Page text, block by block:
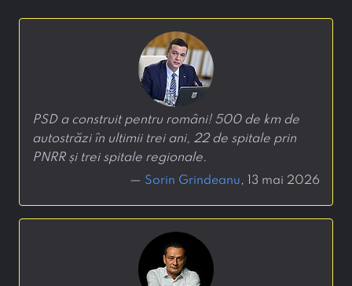
PSD a construit pentru români! 500 de km de
autostrăzi în ultimii trei ani, 22 de spitale prin
PNRR și trei spitale regionale.
— Sorin Grindeanu, 13 mai 2026